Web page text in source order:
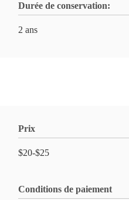
Durée de conservation:
2 ans
Prix
$20-$25
Conditions de paiement